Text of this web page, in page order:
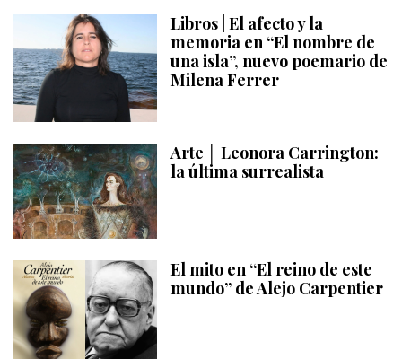
Libros | El afecto y la
memoria en “El nombre de
una isla”, nuevo poemario de
Milena Ferrer
Arte │ Leonora Carrington:
la última surrealista
El mito en “El reino de este
mundo” de Alejo Carpentier